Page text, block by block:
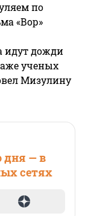
по
«Вор»
идут дожди
ученых
Мизулину
дня — в
сетях